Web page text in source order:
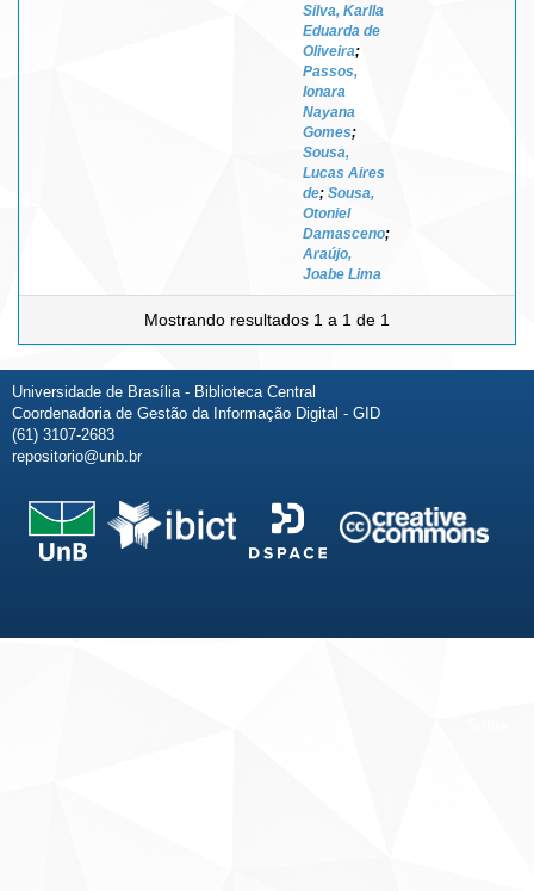
Silva, Karlla
Eduarda de
Oliveira;
Passos,
Ionara
Nayana
Gomes;
Sousa,
Lucas Aires
de; Sousa,
Otoniel
Damasceno;
Araújo,
Joabe Lima
Mostrando resultados 1 a 1 de 1
Universidade de Brasília - Biblioteca Central
Coordenadoria de Gestão da Informação Digital - GID
(61) 3107-2683
repositorio@unb.br